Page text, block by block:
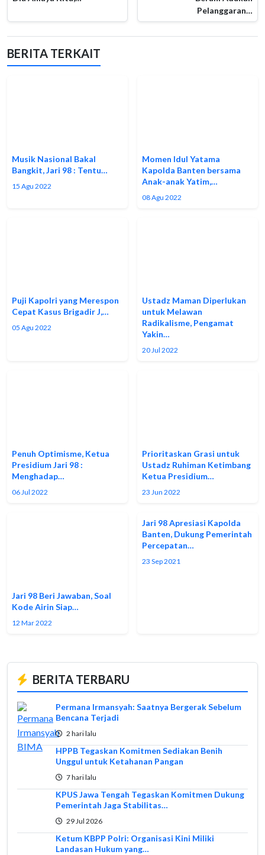
Pelanggaran…
BERITA TERKAIT
Musik Nasional Bakal
Bangkit, Jari 98 : Tentu…
15 Agu 2022
Momen Idul Yatama
Kapolda Banten bersama
Anak-anak Yatim,…
08 Agu 2022
Puji Kapolri yang Merespon
Cepat Kasus Brigadir J,…
05 Agu 2022
Ustadz Maman Diperlukan
untuk Melawan
Radikalisme, Pengamat
Yakin…
20 Jul 2022
Penuh Optimisme, Ketua
Presidium Jari 98 :
Menghadap…
06 Jul 2022
Prioritaskan Grasi untuk
Ustadz Ruhiman Ketimbang
Ketua Presidium…
23 Jun 2022
Jari 98 Beri Jawaban, Soal
Kode Airin Siap…
12 Mar 2022
Jari 98 Apresiasi Kapolda
Banten, Dukung Pemerintah
Percepatan…
23 Sep 2021
BERITA TERBARU
Permana Irmansyah: Saatnya Bergerak Sebelum
Bencana Terjadi
2 hari lalu
HPPB Tegaskan Komitmen Sediakan Benih
Unggul untuk Ketahanan Pangan
7 hari lalu
KPUS Jawa Tengah Tegaskan Komitmen Dukung
Pemerintah Jaga Stabilitas…
29 Jul 2026
Ketum KBPP Polri: Organisasi Kini Miliki
Landasan Hukum yang…